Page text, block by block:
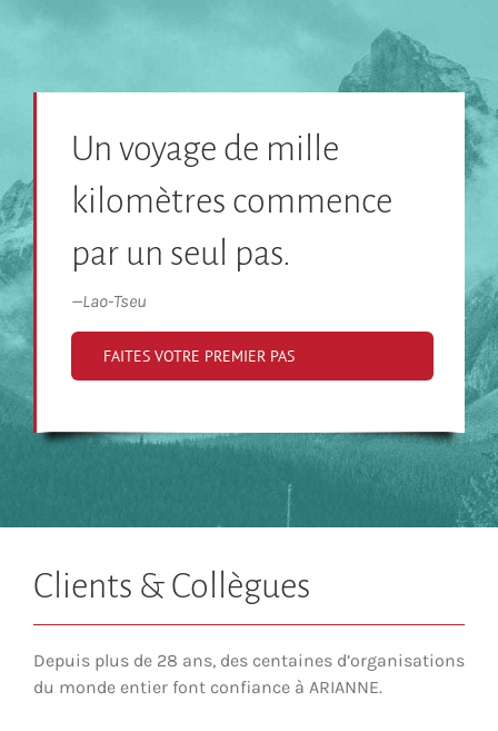
Un voyage de mille
kilomètres commence
par un seul pas.
—Lao-Tseu
FAITES VOTRE PREMIER PAS
Clients & Collègues
Depuis plus de 28 ans, des centaines d’organisations
du monde entier font confiance à ARIANNE.